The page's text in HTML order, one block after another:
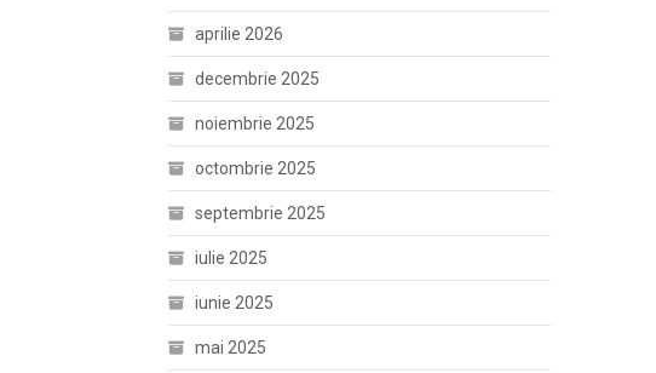
aprilie 2026
decembrie 2025
noiembrie 2025
octombrie 2025
septembrie 2025
iulie 2025
iunie 2025
mai 2025